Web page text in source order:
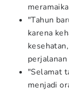
"Tahun
karena
"Selamat
menjadi